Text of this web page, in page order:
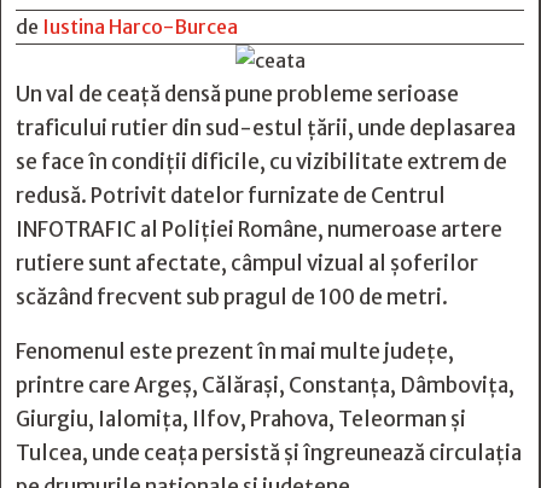
de Iustina Harco-Burcea
Un val de ceață densă pune probleme serioase
traficului rutier din sud-estul țării, unde deplasarea
se face în condiții dificile, cu vizibilitate extrem de
redusă. Potrivit datelor furnizate de Centrul
INFOTRAFIC al Poliției Române, numeroase artere
rutiere sunt afectate, câmpul vizual al șoferilor
scăzând frecvent sub pragul de 100 de metri.
Fenomenul este prezent în mai multe județe,
printre care Argeș, Călărași, Constanța, Dâmbovița,
Giurgiu, Ialomița, Ilfov, Prahova, Teleorman și
Tulcea, unde ceața persistă și îngreunează circulația